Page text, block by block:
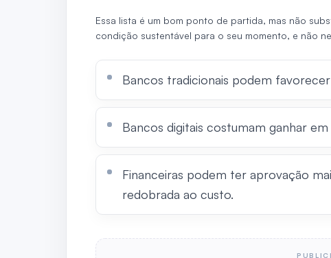
Essa lista é um bom ponto de partida, mas não
condição sustentável para o seu momento, e não
Bancos tradicionais podem
Bancos digitais costumam ganhar em
Financeiras podem ter aprovação
redobrada ao custo.